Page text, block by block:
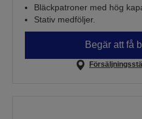
Bläckpatroner med hög
Stativ medföljer.
Begär att få